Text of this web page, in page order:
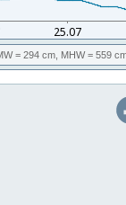
= 294 cm, MHW= 559